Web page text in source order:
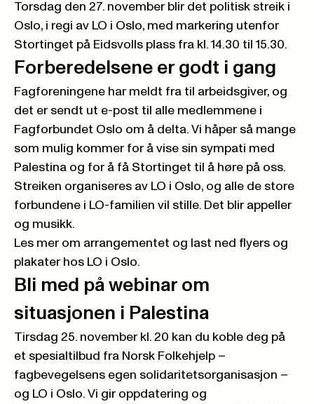
Torsdag den 27. november blir det politisk streik i
Oslo, i regi av LO i Oslo, med markering utenfor
Stortinget på Eidsvolls plass fra kl. 14.30 til 15.30.
Forberedelsene er godt i gang
Fagforeningene har meldt fra til arbeidsgiver, og
det er sendt ut e-post til alle medlemmene i
Fagforbundet Oslo om å delta. Vi håper så mange
som mulig kommer for å vise sin sympati med
Palestina og for å få Stortinget til å høre på oss.
Streiken organiseres av LO i Oslo, og alle de store
forbundene i LO-familien vil stille. Det blir appeller
og musikk.
Les mer om arrangementet og last ned flyers og
plakater hos LO i Oslo.
Bli med på webinar om
situasjonen i Palestina
Tirsdag 25. november kl. 20 kan du koble deg på
et spesialtilbud fra Norsk Folkehjelp –
fagbevegelsens egen solidaritetsorganisasjon –
og LO i Oslo. Vi gir oppdatering og